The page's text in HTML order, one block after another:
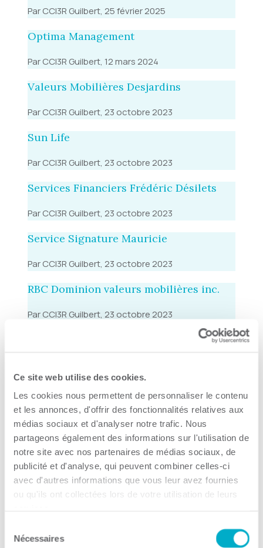
Ce site web utilise des cookies.
Les cookies nous permettent de personnaliser le contenu
et les annonces, d'offrir des fonctionnalités relatives aux
médias sociaux et d'analyser notre trafic. Nous
partageons également des informations sur l'utilisation de
notre site avec nos partenaires de médias sociaux, de
publicité et d'analyse, qui peuvent combiner celles-ci
avec d'autres informations que vous leur avez fournies
ou qu'ils ont collectées lors de votre utilisation de leurs
Nécessaires
Par CCI3R Guilbert, 25 février 2025
Optima Management
Par CCI3R Guilbert, 12 mars 2024
Valeurs Mobilières Desjardins
Par CCI3R Guilbert, 23 octobre 2023
Sun Life
Par CCI3R Guilbert, 23 octobre 2023
Services Financiers Frédéric Désilets
Par CCI3R Guilbert, 23 octobre 2023
Service Signature Mauricie
Par CCI3R Guilbert, 23 octobre 2023
RBC Dominion valeurs mobilières inc.
Par CCI3R Guilbert, 23 octobre 2023
Fonds régionaux de solidarité FTQ
Mauricie
Par CCI3R Guilbert, 23 octobre 2023
Groupe conseil Poliquin Marquette
Charlebois Gervais
Par CCI3R Guilbert, 23 octobre 2023
Par CCI3R Guilbert, 23 octobre 2023